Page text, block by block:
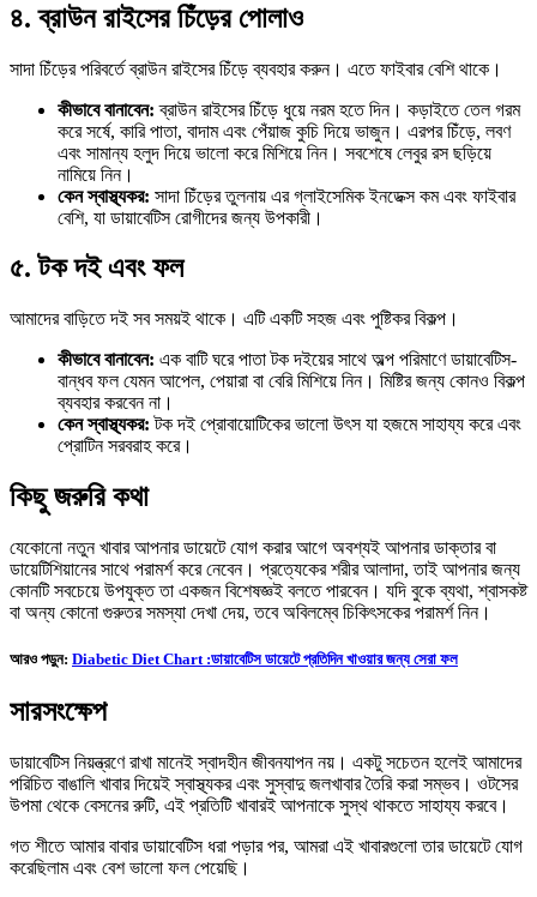
৪. ব্রাউন রাইসের চিঁড়ের পোলাও
সাদা চিঁড়ের পরিবর্তে ব্রাউন রাইসের চিঁড়ে ব্যবহার করুন। এতে ফাইবার বেশি থাকে।
কীভাবে বানাবেন: ব্রাউন রাইসের চিঁড়ে ধুয়ে নরম হতে দিন। কড়াইতে তেল গরম
করে সর্ষে, কারি পাতা, বাদাম এবং পেঁয়াজ কুচি দিয়ে ভাজুন। এরপর চিঁড়ে, লবণ
এবং সামান্য হলুদ দিয়ে ভালো করে মিশিয়ে নিন। সবশেষে লেবুর রস ছড়িয়ে
নামিয়ে নিন।
কেন স্বাস্থ্যকর: সাদা চিঁড়ের তুলনায় এর গ্লাইসেমিক ইনডেক্স কম এবং ফাইবার
বেশি, যা ডায়াবেটিস রোগীদের জন্য উপকারী।
৫. টক দই এবং ফল
আমাদের বাড়িতে দই সব সময়ই থাকে। এটি একটি সহজ এবং পুষ্টিকর বিকল্প।
কীভাবে বানাবেন: এক বাটি ঘরে পাতা টক দইয়ের সাথে অল্প পরিমাণে ডায়াবেটিস-
বান্ধব ফল যেমন আপেল, পেয়ারা বা বেরি মিশিয়ে নিন। মিষ্টির জন্য কোনও বিকল্প
ব্যবহার করবেন না।
কেন স্বাস্থ্যকর: টক দই প্রোবায়োটিকের ভালো উৎস যা হজমে সাহায্য করে এবং
প্রোটিন সরবরাহ করে।
কিছু জরুরি কথা
যেকোনো নতুন খাবার আপনার ডায়েটে যোগ করার আগে অবশ্যই আপনার ডাক্তার বা
ডায়েটিশিয়ানের সাথে পরামর্শ করে নেবেন। প্রত্যেকের শরীর আলাদা, তাই আপনার জন্য
কোনটি সবচেয়ে উপযুক্ত তা একজন বিশেষজ্ঞই বলতে পারবেন। যদি বুকে ব্যথা, শ্বাসকষ্ট
বা অন্য কোনো গুরুতর সমস্যা দেখা দেয়, তবে অবিলম্বে চিকিৎসকের পরামর্শ নিন।
আরও পড়ুন: Diabetic Diet Chart :ডায়াবেটিস ডায়েটে প্রতিদিন খাওয়ার জন্য সেরা ফল
সারসংক্ষেপ
ডায়াবেটিস নিয়ন্ত্রণে রাখা মানেই স্বাদহীন জীবনযাপন নয়। একটু সচেতন হলেই আমাদের
পরিচিত বাঙালি খাবার দিয়েই স্বাস্থ্যকর এবং সুস্বাদু জলখাবার তৈরি করা সম্ভব। ওটসের
উপমা থেকে বেসনের রুটি, এই প্রতিটি খাবারই আপনাকে সুস্থ থাকতে সাহায্য করবে।
গত শীতে আমার বাবার ডায়াবেটিস ধরা পড়ার পর, আমরা এই খাবারগুলো তার ডায়েটে যোগ
করেছিলাম এবং বেশ ভালো ফল পেয়েছি।